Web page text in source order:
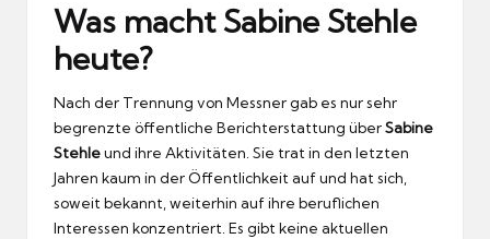
Was macht Sabine Stehle
heute?
Nach der Trennung von Messner gab es nur sehr
begrenzte öffentliche Berichterstattung überSabine
Stehleund ihre Aktivitäten. Sie trat in den letzten
Jahren kaum in der Öffentlichkeit auf und hat sich,
soweit bekannt, weiterhin auf ihre beruflichen
Interessen konzentriert. Es gibt keine aktuellen